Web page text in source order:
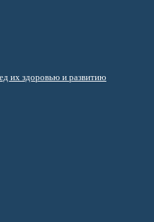
их здоровью и развитию